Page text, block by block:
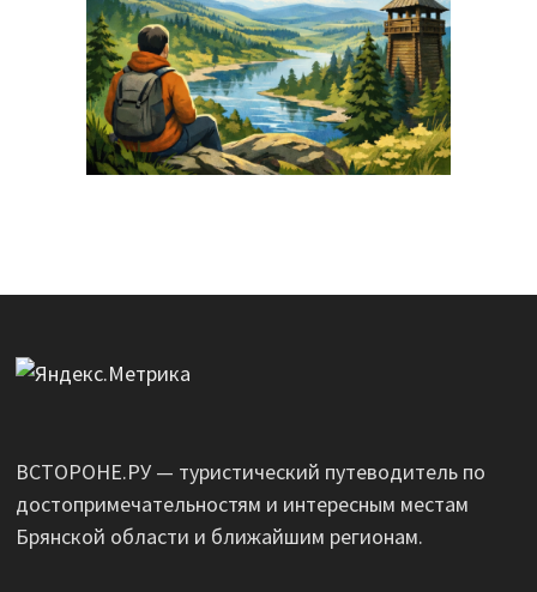
ВСТОРОНЕ.РУ — туристический путеводитель по
достопримечательностям и интересным местам
Брянской области и ближайшим регионам.